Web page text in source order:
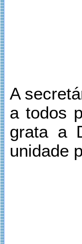
A
a todos
grata a
unidade